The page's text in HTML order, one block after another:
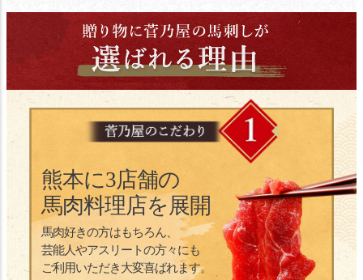
熊本に3店舗の
馬肉料理店を展開
馬肉好きの方はもちろん、
芸能人やアスリートの方々にも
ご利用いただき大変喜ばれます。